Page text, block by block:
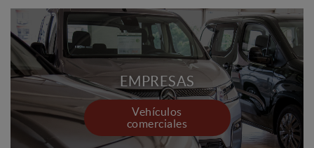
EMPRESAS
Vehículos
comerciales